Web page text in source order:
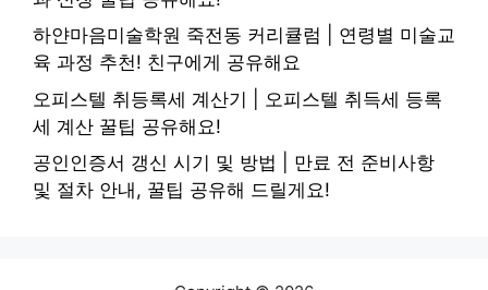
하얀마음미술학원 죽전동 커리큘럼 | 연령별 미술교
육 과정 추천! 친구에게 공유해요
오피스텔 취등록세 계산기 | 오피스텔 취득세 등록
세 계산 꿀팁 공유해요!
공인인증서 갱신 시기 및 방법 | 만료 전 준비사항
및 절차 안내, 꿀팁 공유해 드릴게요!